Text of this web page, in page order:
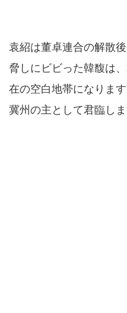
袁紹は董卓連合の解散
脅しにビビった韓馥は
在の空白地帯になりま
冀州の主として君臨しま